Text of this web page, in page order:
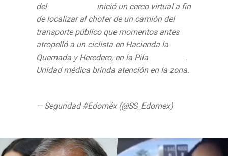
del
inició un cerco virtual a fin
de localizar al chofer de un camión del
transporte público que momentos antes
atropelló a un ciclista en Hacienda la
Quemada y Heredero, en la Pila
.
Unidad médica brinda atención en la zona.
— Seguridad #Edoméx (@SS_Edomex)